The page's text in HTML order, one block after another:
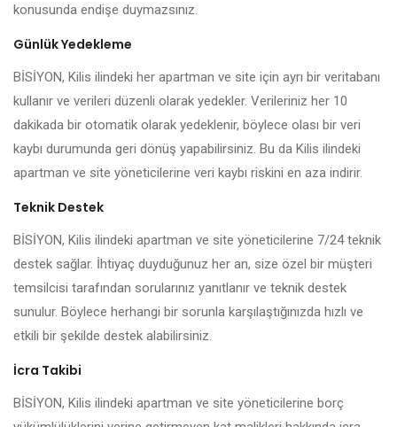
konusunda endişe duymazsınız.
Günlük Yedekleme
BİSİYON, Kilis ilindeki her apartman ve site için ayrı bir veritabanı
kullanır ve verileri düzenli olarak yedekler. Verileriniz her 10
dakikada bir otomatik olarak yedeklenir, böylece olası bir veri
kaybı durumunda geri dönüş yapabilirsiniz. Bu da Kilis ilindeki
apartman ve site yöneticilerine veri kaybı riskini en aza indirir.
Teknik Destek
BİSİYON, Kilis ilindeki apartman ve site yöneticilerine 7/24 teknik
destek sağlar. İhtiyaç duyduğunuz her an, size özel bir müşteri
temsilcisi tarafından sorularınız yanıtlanır ve teknik destek
sunulur. Böylece herhangi bir sorunla karşılaştığınızda hızlı ve
etkili bir şekilde destek alabilirsiniz.
İcra Takibi
BİSİYON, Kilis ilindeki apartman ve site yöneticilerine borç